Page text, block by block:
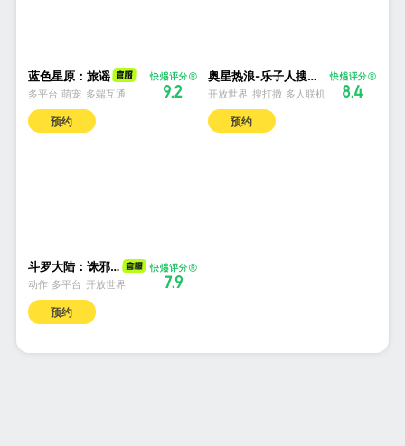
蓝色星原：旅谣
多平台 萌宠 多端互通 9.2
预约
奥星热浪-乐子人搜打撤
开放世界 搜打撤 多人联机 8.4
预约
斗罗大陆：诛邪传说
动作 多平台 开放世界 7.9
预约